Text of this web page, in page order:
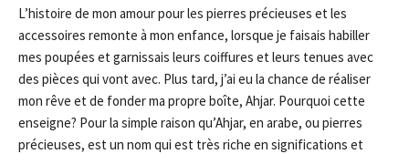
L’histoire de mon amour pour les pierres précieuses et les
accessoires remonte à mon enfance, lorsque je faisais habiller
mes poupées et garnissais leurs coiffures et leurs tenues avec
des pièces qui vont avec. Plus tard, j’ai eu la chance de réaliser
mon rêve et de fonder ma propre boîte, Ahjar. Pourquoi cette
enseigne? Pour la simple raison qu’Ahjar, en arabe, ou pierres
précieuses, est un nom qui est très riche en significations et